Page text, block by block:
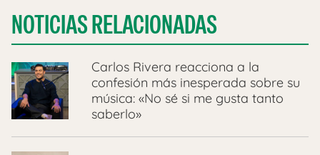
NOTICIAS RELACIONADAS
Carlos Rivera reacciona a la
confesión más inesperada sobre su
música: «No sé si me gusta tanto
saberlo»